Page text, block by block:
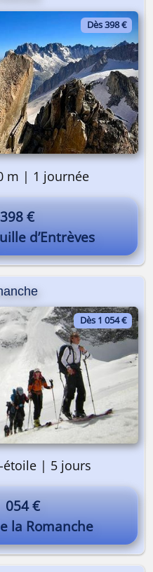
Dès 398 €
m | 1 journée
€
d’Entrèves
Dès 1 054 €
étoile | 5 jours
054 €
la Romanche